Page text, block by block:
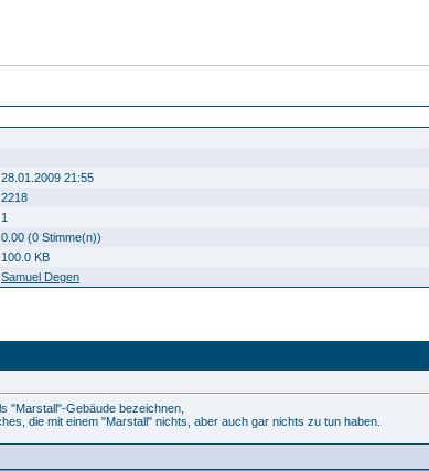
28.01.2009 21:55
2218
1
0.00 (0 Stimme(n))
100.0 KB
Samuel Degen
"Marstall"-Gebäude bezeichnen,
die mit einem "Marstall" nichts, aber auch gar nichts zu tun haben.